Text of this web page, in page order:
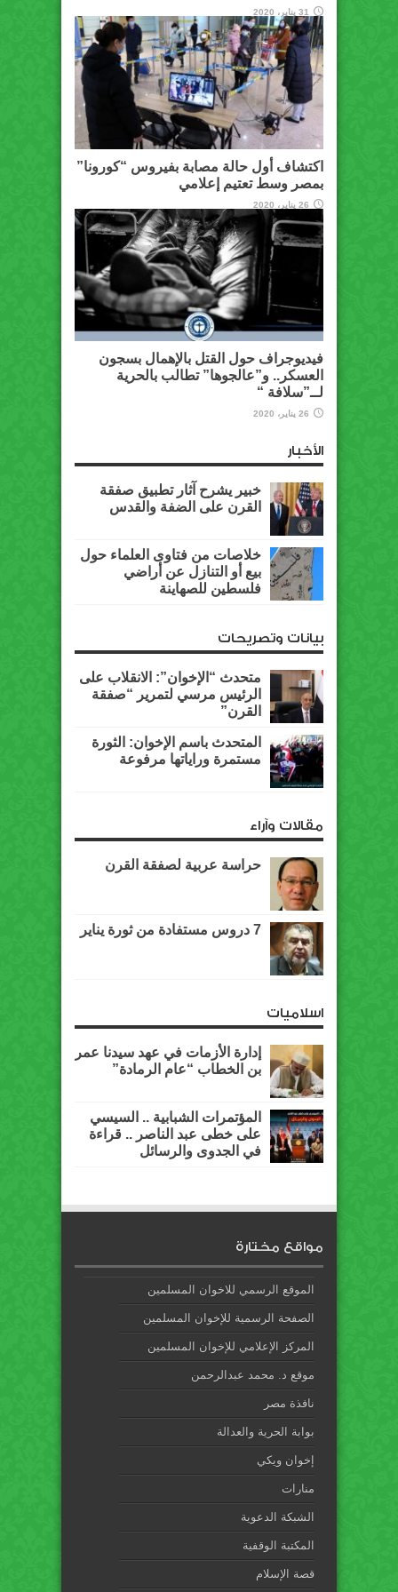
31 يناير، 2020
اكتشاف أول حالة مصابة بفيروس “كورونا”
بمصر وسط تعتيم إعلامي
26 يناير، 2020
فيديوجراف حول القتل بالإهمال بسجون
العسكر.. و”عالجوها” تطالب بالحرية
لــ”سلافة “
26 يناير، 2020
الأخبار
خبير يشرح آثار تطبيق صفقة
القرن على الضفة والقدس
خلاصات من فتاوى العلماء حول
بيع أو التنازل عن أراضي
فلسطين للصهاينة
بيانات وتصريحات
متحدث “الإخوان”: الانقلاب على
الرئيس مرسي لتمرير “صفقة
القرن”
المتحدث باسم الإخوان: الثورة
مستمرة وراياتها مرفوعة
مقالات وآراء
حراسة عربية لصفقة القرن
7 دروس مستفادة من ثورة يناير
اسلاميات
إدارة الأزمات في عهد سيدنا عمر
بن الخطاب “عام الرمادة”
المؤتمرات الشبابية .. السيسي
على خطى عبد الناصر .. قراءة
في الجدوى والرسائل
مواقع مختارة
الموقع الرسمي للاخوان المسلمين
الصفحة الرسمية للإخوان المسلمين
المركز الإعلامي للإخوان المسلمين
موقع د. محمد عبدالرحمن
نافذة مصر
بوابة الحرية والعدالة
إخوان ويكي
منارات
الشبكة الدعوية
المكتبة الوقفية
قصة الإسلام